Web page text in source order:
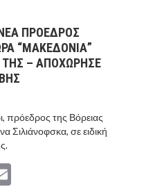
ΠΡΟΕΔΡΟΣ
“ΜΑΚΕΔΟΝΙΑ”
– ΑΠΟΧΩΡΗΣΕ
πρόεδρος της Βόρειας
Σιλιάνοφσκα, σε ειδική